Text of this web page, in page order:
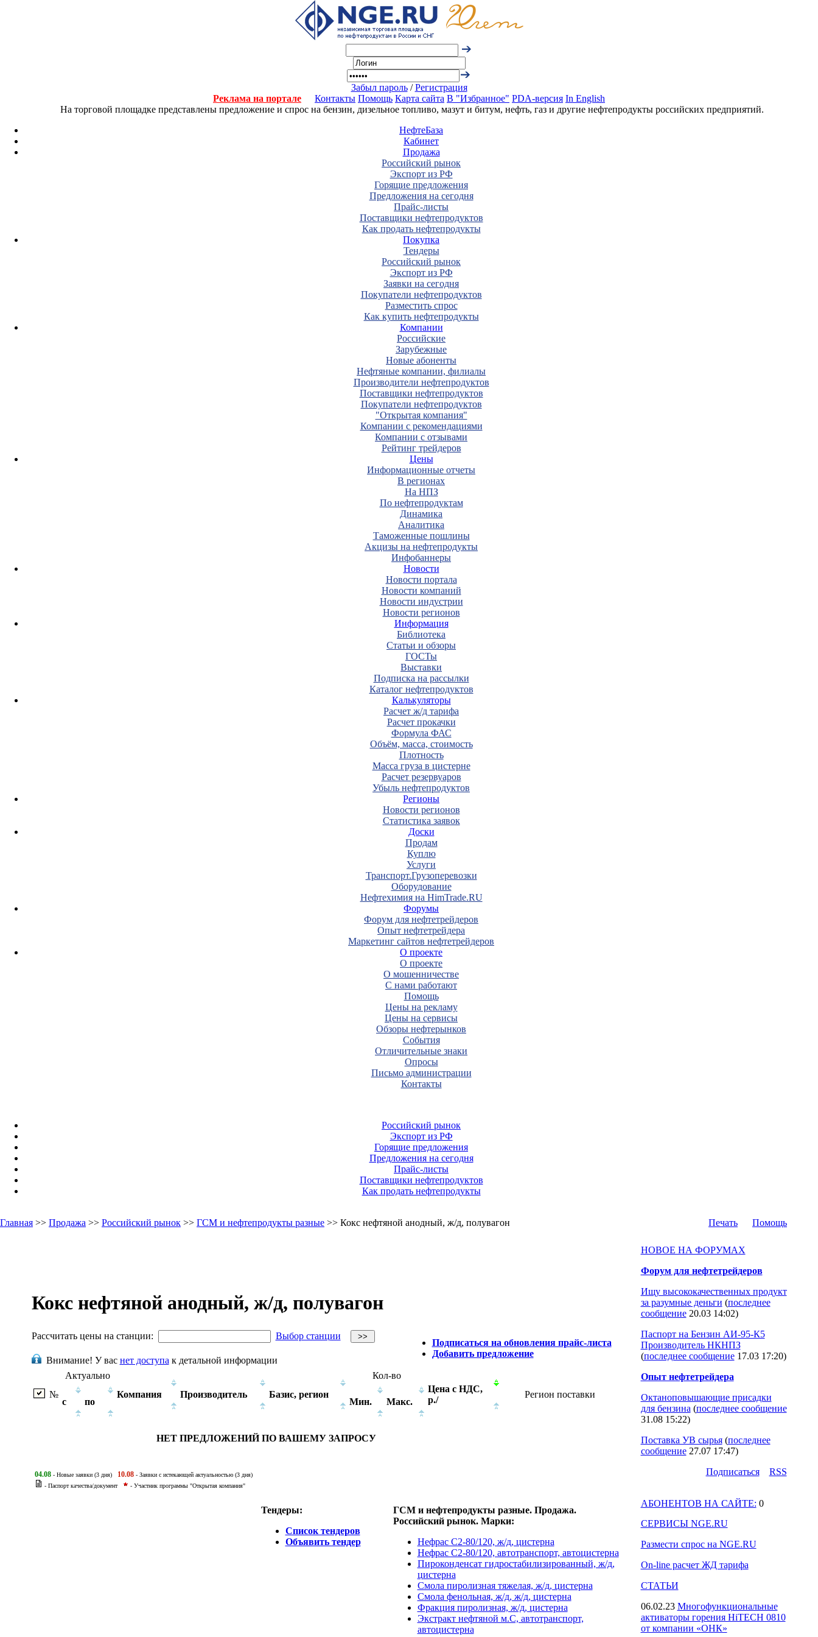
Забыл пароль/Регистрация
Реклама на портале
Контакты Помощь Карта сайта В "Избранное" PDA-версия In English
На торговой площадке представлены предложение и спрос на бензин, дизельное топливо, мазут и битум, нефть, газ и другие нефтепродукты российских предприятий.
НефтеБаза
Кабинет
Продажа
Российский рынок
Экспорт из РФ
Горящие предложения
Предложения на сегодня
Прайс-листы
Поставщики нефтепродуктов
Как продать нефтепродукты
Покупка
Тендеры
Российский рынок
Экспорт из РФ
Заявки на сегодня
Покупатели нефтепродуктов
Разместить спрос
Как купить нефтепродукты
Компании
Российские
Зарубежные
Новые абоненты
Нефтяные компании, филиалы
Производители нефтепродуктов
Поставщики нефтепродуктов
Покупатели нефтепродуктов
"Открытая компания"
Компании с рекомендациями
Компании с отзывами
Рейтинг трейдеров
Цены
Информационные отчеты
В регионах
На НПЗ
По нефтепродуктам
Динамика
Аналитика
Таможенные пошлины
Акцизы на нефтепродукты
Инфобаннеры
Новости
Новости портала
Новости компаний
Новости индустрии
Новости регионов
Информация
Библиотека
Статьи и обзоры
ГОСТы
Выставки
Подписка на рассылки
Каталог нефтепродуктов
Калькуляторы
Расчет ж/д тарифа
Расчет прокачки
Формула ФАС
Объём, масса, стоимость
Плотность
Масса груза в цистерне
Расчет резервуаров
Убыль нефтепродуктов
Регионы
Новости регионов
Статистика заявок
Доски
Продам
Куплю
Услуги
Транспорт.Грузоперевозки
Оборудование
Нефтехимия на HimTrade.RU
Форумы
Форум для нефтетрейдеров
Опыт нефтетрейдера
Маркетинг сайтов нефтетрейдеров
О проекте
О проекте
О мошенничестве
С нами работают
Помощь
Цены на рекламу
Цены на сервисы
Обзоры нефтерынков
События
Отличительные знаки
Опросы
Письмо администрации
Контакты
Российский рынок
Экспорт из РФ
Горящие предложения
Предложения на сегодня
Прайс-листы
Поставщики нефтепродуктов
Как продать нефтепродукты
Главная >> Продажа >> Российский рынок >> ГСМ и нефтепродукты разные >> Кокс нефтяной анодный, ж/д, полувагон Печать Помощь
Кокс нефтяной анодный, ж/д, полувагон
Рассчитать цены на станции: Выбор станции
Внимание! У вас нет доступа к детальной информации
Подписаться на обновления прайс-листа
Добавить предложение
№
Актуально
Компания
Производитель Базис, регион
Кол-во
Цена с НДС,
р./
Регион поставки
с по Мин. Макс.
НЕТ ПРЕДЛОЖЕНИЙ ПО ВАШЕМУ ЗАПРОСУ
04.08- Новые заявки (3 дня) 10.08- Заявки с истекающей актуальностью (3 дня)
- Паспорт качества/документ
- Участник программы "Открытая компания"
Тендеры:
Список тендеров
Объявить тендер
ГСМ и нефтепродукты разные. Продажа.
Российский рынок. Марки:
Нефрас С2-80/120, ж/д, цистерна
Нефрас С2-80/120, автотранспорт, автоцистерна
Пироконденсат гидростабилизированный, ж/д,
цистерна
Смола пиролизная тяжелая, ж/д, цистерна
Смола фенольная, ж/д, ж/д, цистерна
Фракция пиролизная, ж/д, цистерна
Экстракт нефтяной м.С, автотранспорт,
автоцистерна
НОВОЕ НА ФОРУМАХ
Форум для нефтетрейдеров
Ищу высококачественных продукт
за разумные деньги (последнее
сообщение 20.03 14:02)
Паспорт на Бензин АИ-95-К5
Производитель НКНПЗ
(последнее сообщение 17.03 17:20)
Опыт нефтетрейдера
Октаноповышающие присадки
для бензина (последнее сообщение
31.08 15:22)
Поставка УВ сырья(последнее
сообщение 27.07 17:47)
Подпиcаться
RSS
АБОНЕНТОВ НА САЙТЕ: 0
СЕРВИСЫ NGE.RU
Размести спрос на NGE.RU
On-line расчет ЖД тарифа
СТАТЬИ
06.02.23 Многофункциональные
активаторы горения HiTECH 0810
от компании «ОНК»